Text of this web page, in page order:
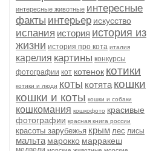
интересные животные интересные
факты интерьер искусство
испания история история из
жизни история про кота италия
карелия картины конкурсы
фотографии кот котенок котики
котики и люди коты котята кошки
кошки и коты кошки и собаки
кошкомания кошкофото красивые
фотографии красная книга россии
красоты зарубежья крым лес лисы
мальта марокко марракеш